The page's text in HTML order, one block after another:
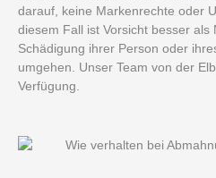
darauf, keine Markenrechte oder
diesem Fall ist Vorsicht besser als
Schädigung ihrer Person oder
umgehen. Unser Team von der
Verfügung.